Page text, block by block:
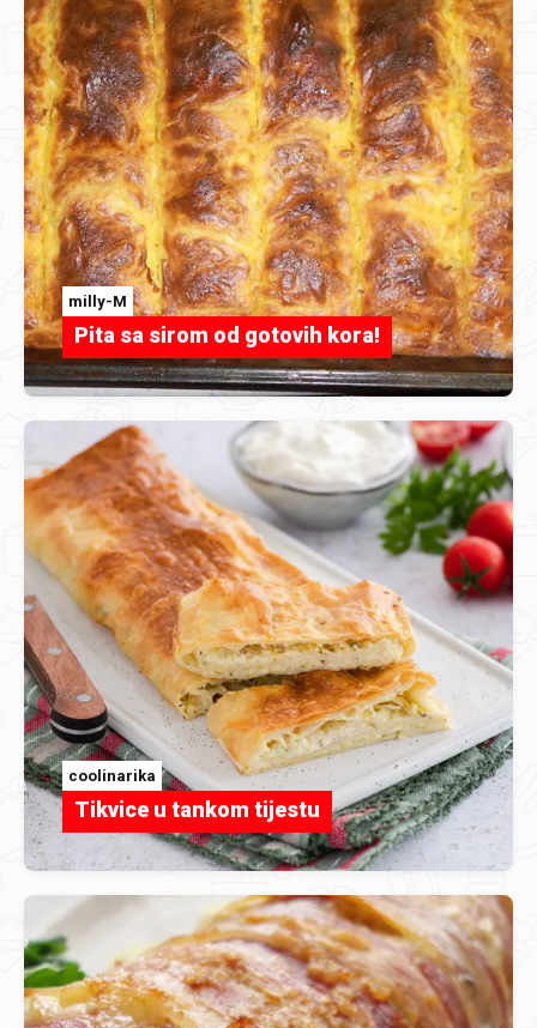
milly-M
Pita sa sirom od gotovih kora!
coolinarika
Tikvice u tankom tijestu